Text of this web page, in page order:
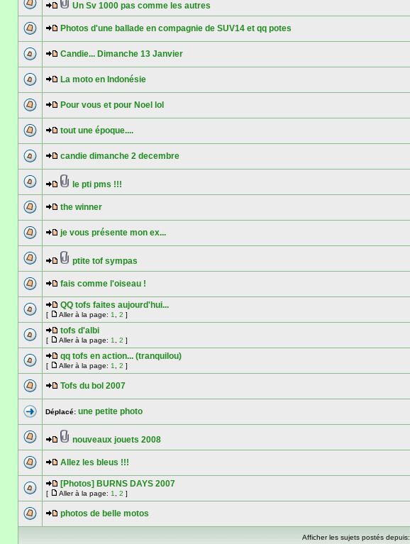
Un Sv 1000 pas comme les autres
Photos d'une ballade en compagnie de SUV14 et qq potes
Candie... Dimanche 13 Janvier
La moto en Indonésie
Pour vous et pour Noel lol
tout une époque....
candie dimanche 2 decembre
le pti pms !!!
the winner
je vous présente mon ex...
ptite tof sympas
fais comme l'oiseau !
QQ tofs faites aujourd'hui...
[ Aller à la page: 1 2 ]
tofs d'albi
[ Aller à la page: 1 2 ]
qq tofs en action... (tranquilou)
[ Aller à la page: 1 2 ]
Tofs du bol 2007
Déplacé: une petite photo
nouveaux jouets 2008
Allez les bleus !!!
[Photos] BURNS DAYS 2007
[ Aller à la page: 1 2 ]
photos de belle motos
Afficher les sujets postés depuis: